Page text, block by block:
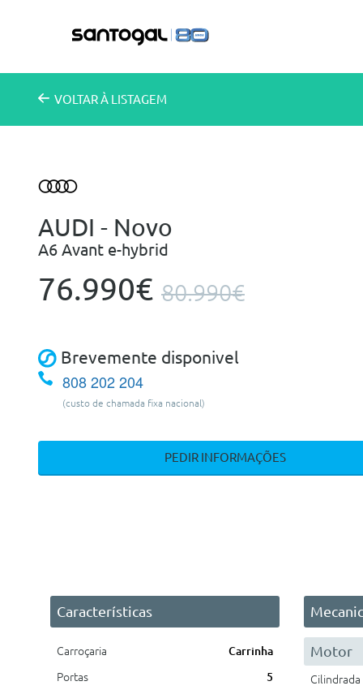
VOLTARÀ LISTAGEM
AUDI - Novo
A6 Avant e-hybrid
76.990€ 80.990€
Brevemente disponivel
808 202 204
(custo de chamada fixa nacional)
PEDIR INFORMAÇÕES
Características
Carroçaria
Carrinha
Portas
5
Motor
Cilindrada